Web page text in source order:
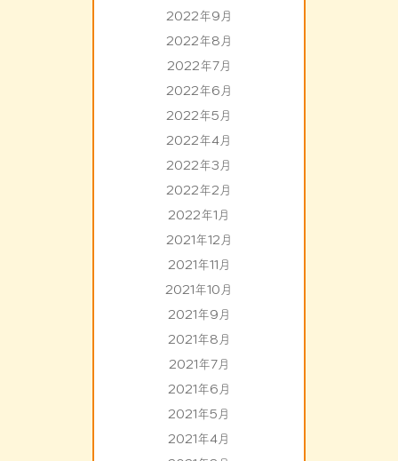
2022年9月
2022年8月
2022年7月
2022年6月
2022年5月
2022年4月
2022年3月
2022年2月
2022年1月
2021年12月
2021年11月
2021年10月
2021年9月
2021年8月
2021年7月
2021年6月
2021年5月
2021年4月